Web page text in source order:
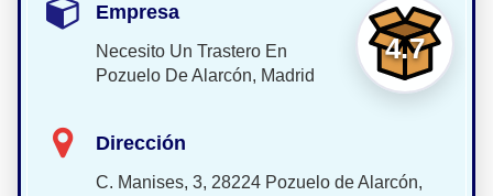
4.7
Empresa
Necesito Un Trastero En
Pozuelo De Alarcón, Madrid
Dirección
C. Manises, 3, 28224 Pozuelo de Alarcón,